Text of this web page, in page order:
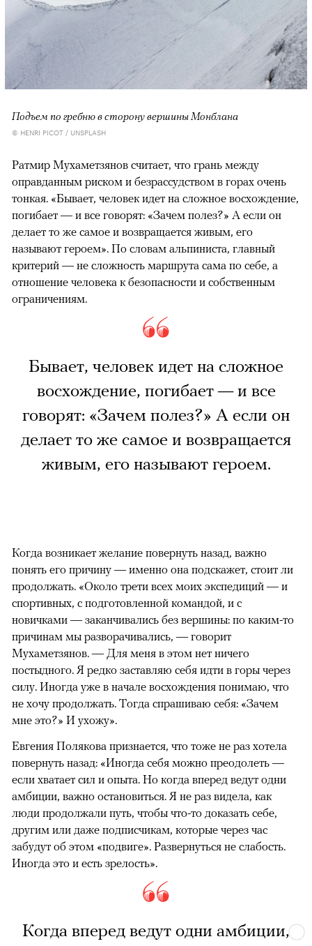
Подъем по гребню в сторону вершины Монблана
© HENRI PICOT / UNSPLASH
Ратмир Мухаметзянов считает, что грань между
оправданным риском и безрассудством в горах очень
тонкая. «Бывает, человек идет на сложное восхождение,
погибает — и все говорят: «Зачем полез?» А если он
делает то же самое и возвращается живым, его
называют героем». По словам альпиниста, главный
критерий — не сложность маршрута сама по себе, а
отношение человека к безопасности и собственным
ограничениям.
Бывает, человек идет на сложное
восхождение, погибает — и все
говорят: «Зачем полез?» А если он
делает то же самое и возвращается
живым, его называют героем.
Когда возникает желание повернуть назад, важно
понять его причину — именно она подскажет, стоит ли
продолжать. «Около трети всех моих экспедиций — и
спортивных, с подготовленной командой, и с
новичками — заканчивались без вершины: по каким-то
причинам мы разворачивались, — говорит
Мухаметзянов. — Для меня в этом нет ничего
постыдного. Я редко заставляю себя идти в горы через
силу. Иногда уже в начале восхождения понимаю, что
не хочу продолжать. Тогда спрашиваю себя: «Зачем
мне это?» И ухожу».
Евгения Полякова признается, что тоже не раз хотела
повернуть назад: «Иногда себя можно преодолеть —
если хватает сил и опыта. Но когда вперед ведут одни
амбиции, важно остановиться. Я не раз видела, как
люди продолжали путь, чтобы что-то доказать себе,
другим или даже подписчикам, которые через час
забудут об этом «подвиге». Развернуться не слабость.
Иногда это и есть зрелость».
Когда вперед ведут одни амбиции,